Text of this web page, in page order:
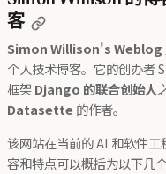
客
Simon Willison's Weblog
个人技术博客。它的创办
框架Django 的联合创始人
Datasette 的作者。
该网站在当前的 AI 和软件
容和特点可以概括为以下几个